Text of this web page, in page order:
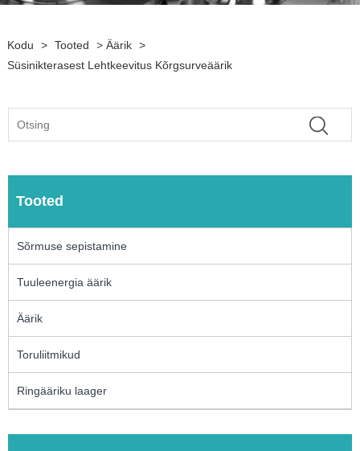
Kodu > Tooted > Äärik >
Süsinikterasest Lehtkeevitus Kõrgsurveäärik
Tooted
Sõrmuse sepistamine
Tuuleenergia äärik
Äärik
Toruliitmikud
Ringääriku laager